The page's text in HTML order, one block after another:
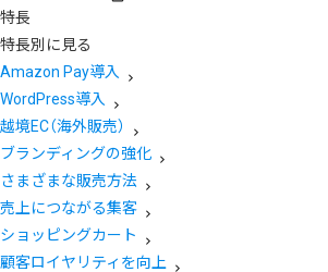
特長
特長別に見る
Amazon Pay導入
WordPress導入
越境EC（海外販売）
ブランディングの強化
さまざまな販売方法
売上につながる集客
ショッピングカート
顧客ロイヤリティを向上